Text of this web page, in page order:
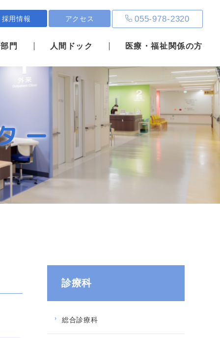
採用情報 アクセス 055-978-2320
門 人間ドック 医療・福祉関係の方
ー
診療科
総合診療科